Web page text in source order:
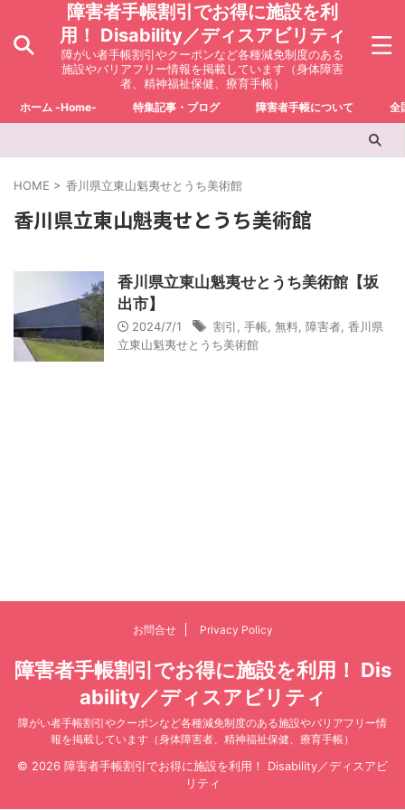
障害者手帳割引でお得に施設を利
用！ Disability／ディスアビリティ
障がい者手帳割引やクーポンなど各種減免制度のある
施設やバリアフリー情報を掲載しています（身体障害
者、精神福祉保健、療育手帳）
ホーム -Home- 特集記事・ブログ 障害者手帳について 全
HOME > 香川県立東山魁夷せとうち美術館
香川県立東山魁夷せとうち美術館
香川県立東山魁夷せとうち美術館【坂
出市】
2024/7/1 割引 手帳 無料 障害者 香川県
立東山魁夷せとうち美術館
お問合せ Privacy Policy
障害者手帳割引でお得に施設を利用！ Dis
ability／ディスアビリティ
障がい者手帳割引やクーポンなど各種減免制度のある施設やバリアフリー情
報を掲載しています（身体障害者、精神福祉保健、療育手帳）
© 2026 障害者手帳割引でお得に施設を利用！ Disability／ディスアビ
リティ